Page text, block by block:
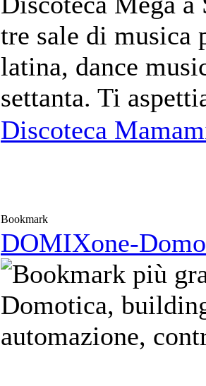
tre sale di
latina, dance
settanta. Ti
Discoteca
Bookmark
DOMIXone-
Domotica,
automazione,